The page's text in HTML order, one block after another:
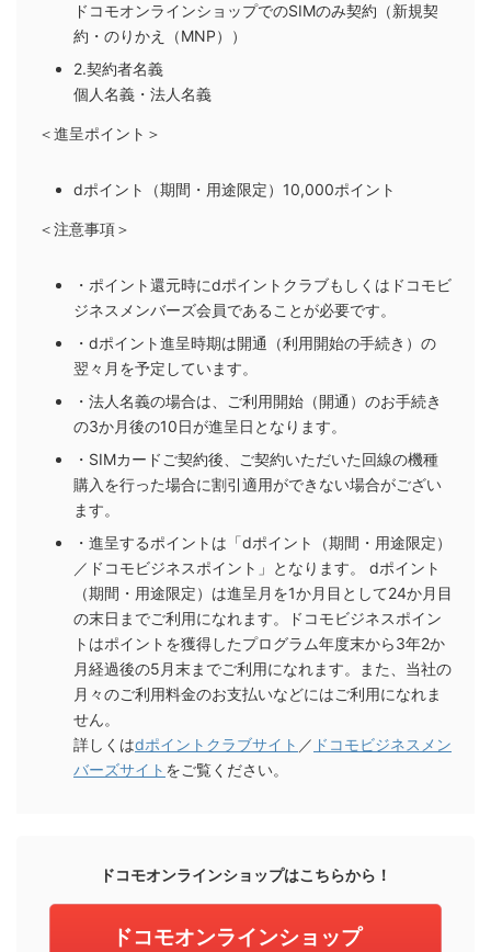
ドコモオンラインショップでのSIMのみ契約（新規契
約・のりかえ（MNP））
2.契約者名義
個人名義・法人名義
＜進呈ポイント＞
dポイント（期間・用途限定）10,000ポイント
＜注意事項＞
・ポイント還元時にdポイントクラブもしくはドコモビ
ジネスメンバーズ会員であることが必要です。
・dポイント進呈時期は開通（利用開始の手続き）の
翌々月を予定しています。
・法人名義の場合は、ご利用開始（開通）のお手続き
の3か月後の10日が進呈日となります。
・SIMカードご契約後、ご契約いただいた回線の機種
購入を行った場合に割引適用ができない場合がござい
ます。
・進呈するポイントは「dポイント（期間・用途限定）
／ドコモビジネスポイント」となります。 dポイント
（期間・用途限定）は進呈月を1か月目として24か月目
の末日までご利用になれます。ドコモビジネスポイン
トはポイントを獲得したプログラム年度末から3年2か
月経過後の5月末までご利用になれます。また、当社の
月々のご利用料金のお支払いなどにはご利用になれま
せん。
詳しくはdポイントクラブサイト ／ ドコモビジネスメン
バーズサイト をご覧ください。
ドコモオンラインショップはこちらから！
ドコモオンラインショップ